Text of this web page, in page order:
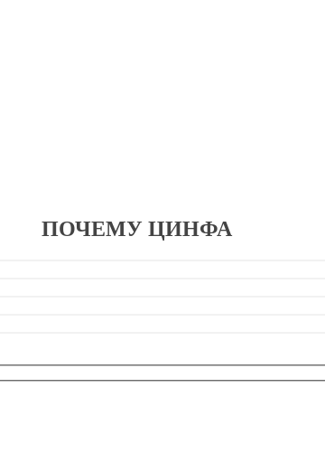
ПОЧЕМУ ЦИНФА